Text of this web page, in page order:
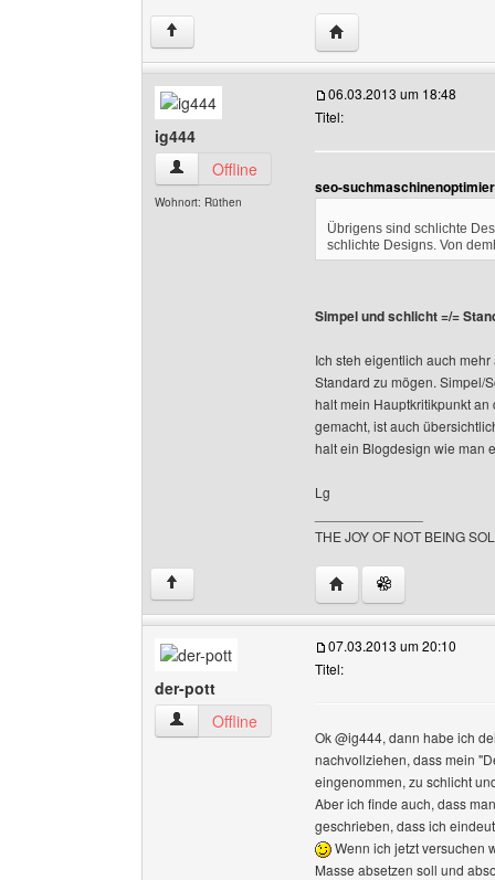
↑ Website dieses
ig444
ig444 Benutzer-Profile anzeigen
Offline
Wohnort: Rüthen
06.03.2013 um 18:48
Titel:
seo-
Übrigens sind schlichte
schlichte Designs. Von
Simpel und schlicht =/=
Ich steh eigentlich auch
Standard zu mögen. Simpel/
halt mein Hauptkritikpunkt
gemacht, ist auch
halt ein Blogdesign wie man
Lg
THE JOY OF NOT BEING
↑ Website dieses
der-pott
der-pott Benutzer-Profile anzeigen
Offline
07.03.2013 um 20:10
Titel:
Ok @ig444, dann habe ich
nachvollziehen, dass mein
eingenommen, zu schlicht
Aber ich finde auch, dass
geschrieben, dass ich
Wenn ich jetzt versuchen
Masse absetzen soll und